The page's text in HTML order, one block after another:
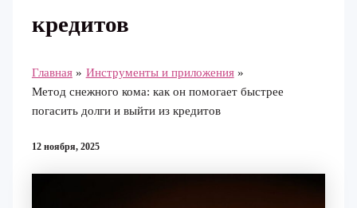
кредитов
Главная
Инструменты и приложения
Метод снежного кома: как он помогает быстрее
погасить долги и выйти из кредитов
12 ноября, 2025